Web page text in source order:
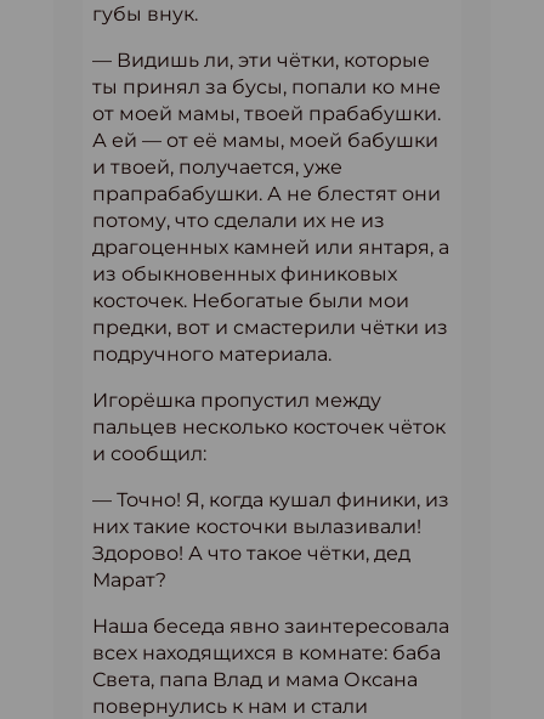
губы внук.
— Видишь ли, эти чётки, которые
ты принял за бусы, попали ко мне
от моей мамы, твоей прабабушки.
А ей — от её мамы, моей бабушки
и твоей, получается, уже
прапрабабушки. А не блестят они
потому, что сделали их не из
драгоценных камней или янтаря, а
из обыкновенных финиковых
косточек. Небогатые были мои
предки, вот и смастерили чётки из
подручного материала.
Игорёшка пропустил между
пальцев несколько косточек чёток
и сообщил:
— Точно! Я, когда кушал финики, из
них такие косточки вылазивали!
Здорово! А что такое чётки, дед
Марат?
Наша беседа явно заинтересовала
всех находящихся в комнате: баба
Света, папа Влад и мама Оксана
повернулись к нам и стали